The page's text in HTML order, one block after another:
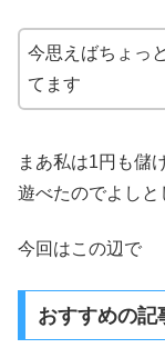
今思えばちょっ
てます
まあ私は1円も儲
遊べたのでよしと
今回はこの辺で
おすすめの記